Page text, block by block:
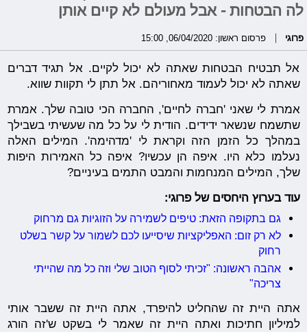
לה הבטחות - אבל מעולם לא קיים אותן
פרוגי פרסום ראשון: 06/04/2020, 15:00
אל תבטיח הבטחות שאתה לא יכול לקיים. אל תגיד דברים
שאתה לא יכול לעמוד מאחוריהם. אל תתן לי תקוות שווא.
אמרת לי שאני 'חברה לחיים', החברה הכי טובה שלך. אמרת
שתשמח שנשאר ידידים. הודית לי על כל מה שעשיתי בשבילך
במהלך כל הזמן הזה וקראת לי 'מדהימה'. המילים האלה
נעלמו כלא היו. איפה הן עכשיו? איפה כל האמירות היפות
שלך, המילים המנחמות והמבט התמים בעיניים?
עוד בערוץ היחסים של פרוגי:
גם בתקופה הזאת: טיפים לשמירה על הזוגיות גם מרחוק
לא רק זום: האפליקציות שיסייעו לכם לשמור על קשר בשלט
רחוק
אהבה ראשונה: "זכיתי לסוף הטוב שלי וזה כל מה שהייתי
צריכה"
אתה היית זה שהחליט להיפרד, אתה היית זה ששבר אותי
למיליון חתיכות ואתה היית זה שאמר לי בשקט ש'זה הורג